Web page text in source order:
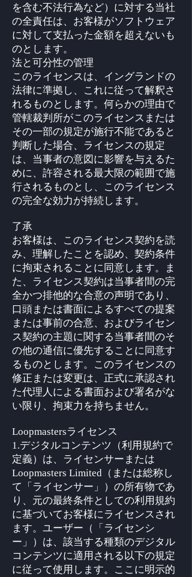
を含む不法行為など）に対する当社
の全責任は、お客様がソフトウェア
に対して支払った金額を超えないも
のとします。
法と可分性の管理
このライセンスは、イングランドの
法律に準拠し、これに従って解釈さ
れるものとします。何らかの理由で
管轄裁判所がこのライセンスまたは
その一部の規定が施行不能であると
判断した場合、ライセンスの規定
は、当事者の意図に影響を与えるた
めに、許容される最大限の範囲で施
行されるものとし、このライセンス
の完全な効力が持続します。
了承
お客様は、このライセンス契約を読
み、理解したことを認め、契約条件
に拘束されることに同意します。ま
た、ライセンス契約は当事者間の完
全かつ排他的な合意の声明であり、
口頭または書面によるすべての提案
または事前の合意、およびライセン
ス契約の主題に関する当事者間のそ
の他の通信に優先することに同意す
るものとします。このライセンスの
修正または変更は、正式に承認され
た代理人による書面および署名がな
い限り、拘束力を持ちません。
Loopmastersライセンス
1.デジタルコンテンツ（利用規約で
定義）は、ライセンサーまたは
Loopmasters Limited（または総称し
て「ライセンサー」）の所有物であ
り、元の最終条件としての利用規約
に基づいてお客様にライセンスされ
ます。ユーザー（「ライセンシ
ー」）は、該当する種類のデジタル
コンテンツに適用される以下の規定
に従って使用します。ここに明示的